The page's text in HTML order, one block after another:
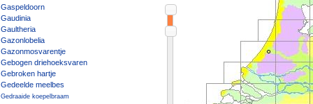
Gaspeldoorn
Gaudinia
Gaultheria
Gazonlobelia
Gazonmosvarentje
Gebogen driehoeksvaren
Gebroken hartje
Gedeelde meelbes
Gedraaide koepelbraam